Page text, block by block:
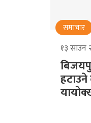
समाचार
१३ साउन
हटाउने